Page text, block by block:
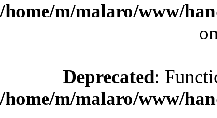
/home/m/malaro/www/
Deprecated:
/home/m/malaro/www/